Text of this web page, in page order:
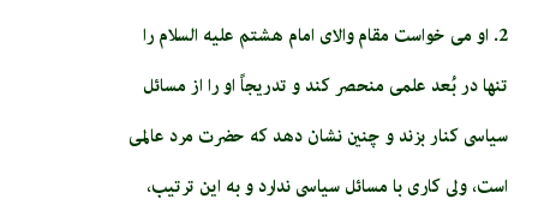
2. او مى خواست مقام والاى امام هشتم عليه السلام را
تنها در بُعد علمى منحصر كند و تدريجاً او را از مسائل
سياسى كنار بزند و چنين نشان دهد كه حضرت مرد عالمى
است، ولى كارى با مسائل سياسى ندارد و به اين ترتيب،